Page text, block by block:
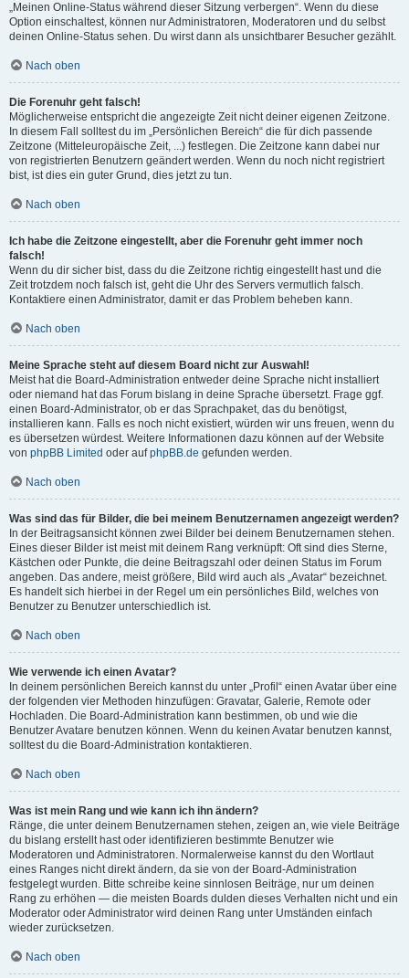
„Meinen Online-Status während dieser Sitzung verbergen“. Wenn du diese
Option einschaltest, können nur Administratoren, Moderatoren und du selbst
deinen Online-Status sehen. Du wirst dann als unsichtbarer Besucher gezählt.
Nach oben
Die Forenuhr geht falsch!
Möglicherweise entspricht die angezeigte Zeit nicht deiner eigenen Zeitzone.
In diesem Fall solltest du im „Persönlichen Bereich“ die für dich passende
Zeitzone (Mitteleuropäische Zeit, ...) festlegen. Die Zeitzone kann dabei nur
von registrierten Benutzern geändert werden. Wenn du noch nicht registriert
bist, ist dies ein guter Grund, dies jetzt zu tun.
Nach oben
Ich habe die Zeitzone eingestellt, aber die Forenuhr geht immer noch
falsch!
Wenn du dir sicher bist, dass du die Zeitzone richtig eingestellt hast und die
Zeit trotzdem noch falsch ist, geht die Uhr des Servers vermutlich falsch.
Kontaktiere einen Administrator, damit er das Problem beheben kann.
Nach oben
Meine Sprache steht auf diesem Board nicht zur Auswahl!
Meist hat die Board-Administration entweder deine Sprache nicht installiert
oder niemand hat das Forum bislang in deine Sprache übersetzt. Frage ggf.
einen Board-Administrator, ob er das Sprachpaket, das du benötigst,
installieren kann. Falls es noch nicht existiert, würden wir uns freuen, wenn du
es übersetzen würdest. Weitere Informationen dazu können auf der Website
von phpBB Limited oder aufphpBB.de gefunden werden.
Nach oben
Was sind das für Bilder, die bei meinem Benutzernamen angezeigt werden?
In der Beitragsansicht können zwei Bilder bei deinem Benutzernamen stehen.
Eines dieser Bilder ist meist mit deinem Rang verknüpft: Oft sind dies Sterne,
Kästchen oder Punkte, die deine Beitragszahl oder deinen Status im Forum
angeben. Das andere, meist größere, Bild wird auch als „Avatar“ bezeichnet.
Es handelt sich hierbei in der Regel um ein persönliches Bild, welches von
Benutzer zu Benutzer unterschiedlich ist.
Nach oben
Wie verwende ich einen Avatar?
In deinem persönlichen Bereich kannst du unter „Profil“ einen Avatar über eine
der folgenden vier Methoden hinzufügen: Gravatar, Galerie, Remote oder
Hochladen. Die Board-Administration kann bestimmen, ob und wie die
Benutzer Avatare benutzen können. Wenn du keinen Avatar benutzen kannst,
solltest du die Board-Administration kontaktieren.
Nach oben
Was ist mein Rang und wie kann ich ihn ändern?
Ränge, die unter deinem Benutzernamen stehen, zeigen an, wie viele Beiträge
du bislang erstellt hast oder identifizieren bestimmte Benutzer wie
Moderatoren und Administratoren. Normalerweise kannst du den Wortlaut
eines Ranges nicht direkt ändern, da sie von der Board-Administration
festgelegt wurden. Bitte schreibe keine sinnlosen Beiträge, nur um deinen
Rang zu erhöhen — die meisten Boards dulden dieses Verhalten nicht und ein
Moderator oder Administrator wird deinen Rang unter Umständen einfach
wieder zurücksetzen.
Nach oben